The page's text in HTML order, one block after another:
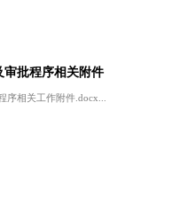
审批程序相关附件
序相关工作附件.docx...